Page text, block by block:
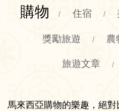
購物 / 住宿 /
獎勵旅遊 / 農
旅遊文章 /
馬來西亞購物的樂趣，絕